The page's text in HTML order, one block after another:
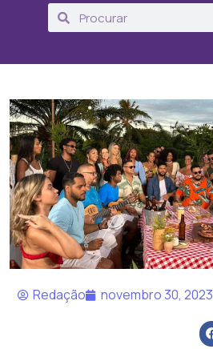
Redação novembro 30, 2023